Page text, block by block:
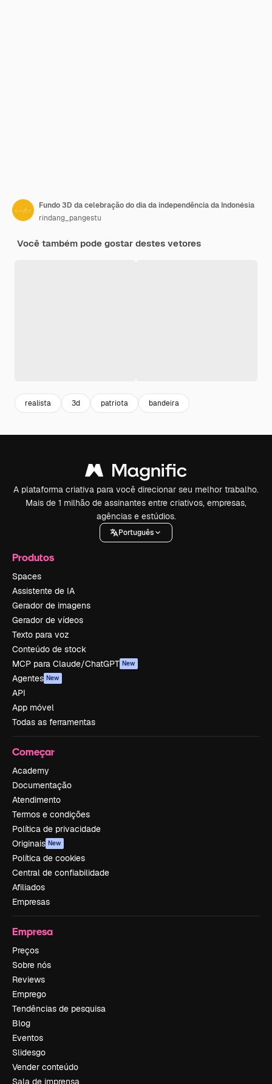
Fundo 3D da celebração do dia da independência da Indonésia
rindang_pangestu
Você também pode gostar destes vetores
realista 3d patriota bandeira
A plataforma criativa para você direcionar seu melhor trabalho.
Mais de 1 milhão de assinantes entre criativos, empresas,
agências e estúdios.
Português
Produtos
Spaces
Assistente de IA
Gerador de imagens
Gerador de vídeos
Texto para voz
Conteúdo de stock
MCP para Claude/ChatGPT New
Agentes New
API
App móvel
Todas as ferramentas
Começar
Academy
Documentação
Atendimento
Termos e condições
Política de privacidade
Originais New
Política de cookies
Central de confiabilidade
Afiliados
Empresas
Empresa
Preços
Sobre nós
Reviews
Emprego
Tendências de pesquisa
Blog
Eventos
Slidesgo
Vender conteúdo
Sala de imprensa